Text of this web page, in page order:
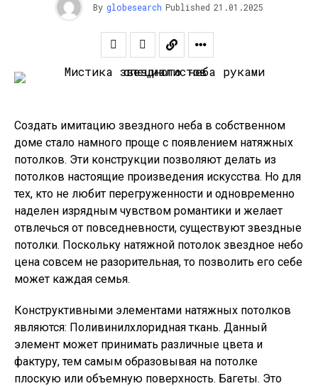
By globesearch Published 21.01.2025
Создать имитацию звездного неба в собственном
доме стало намного проще с появлением натяжных
потолков. Эти конструкции позволяют делать из
потолков настоящие произведения искусства. Но для
тех, кто не любит перегруженности и одновременно
наделен изрядным чувством романтики и желает
отвлечься от повседневности, существуют звездные
потолки. Поскольку натяжной потолок звездное небо
цена совсем не разорительная, то позволить его себе
может каждая семья.
Конструктивными элементами натяжных потолков
являются: Поливинилхлоридная ткань. Данный
элемент может принимать различные цвета и
фактуру, тем самым образовывая на потолке
плоскую или объемную поверхность. Багеты. Это